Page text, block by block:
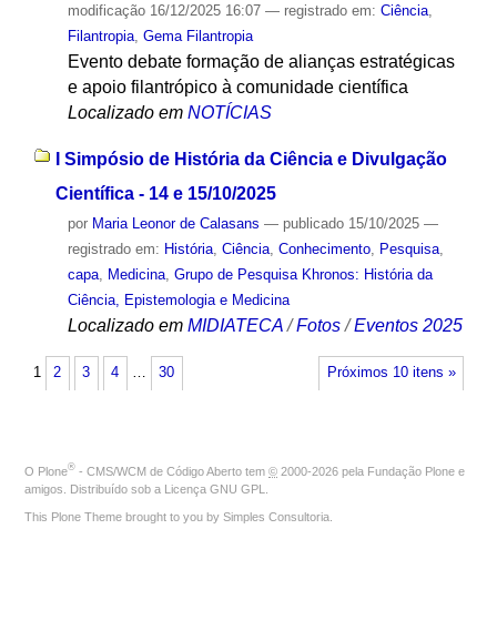
modificação16/12/2025 16:07 — registrado em: Ciência,
Filantropia, Gema Filantropia
Evento debate formação de alianças estratégicas
e apoio filantrópico à comunidade científica
Localizado em NOTÍCIAS
I Simpósio de História da Ciência e Divulgação
Científica - 14 e 15/10/2025
por Maria Leonor de Calasans — publicado15/10/2025 —
registrado em: História, Ciência, Conhecimento, Pesquisa,
capa, Medicina, Grupo de Pesquisa Khronos: História da
Ciência, Epistemologia e Medicina
Localizado em MIDIATECA /Fotos /Eventos 2025
Próximos 10 itens »
1 2 3 4 … 30
O Plone® - CMS/WCM de Código Aberto tem © 2000-2026 pela Fundação Plone e
amigos. Distribuído sob a Licença GNU GPL
This Plone Theme brought to you by Simples Consultoria